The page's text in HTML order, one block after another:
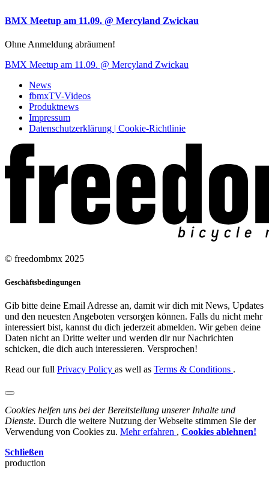
BMX Meetup am 11.09. @ Mercyland Zwickau
Ohne Anmeldung abräumen!
BMX Meetup am 11.09. @ Mercyland Zwickau
News
fbmxTV-Videos
Produktnews
Impressum
Datenschutzerklärung | Cookie-Richtlinie
© freedombmx 2025
Geschäftsbedingungen
Gib bitte deine Email Adresse an, damit wir dich mit News, Updates
und den neuesten Angeboten versorgen können. Falls du nicht mehr
interessiert bist, kannst du dich jederzeit abmelden. Wir geben deine
Daten nicht an Dritte weiter und werden dir nur Nachrichten
schicken, die dich auch interessieren. Versprochen!
Read our full Privacy Policy as well as Terms & Conditions .
Cookies helfen uns bei der Bereitstellung unserer Inhalte und
Dienste. Durch die weitere Nutzung der Webseite stimmen Sie der
Verwendung von Cookies zu. Mehr erfahren , Cookies ablehnen!
Schließen
production